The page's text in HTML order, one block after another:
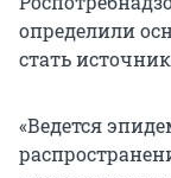
определили
стать
«Ведется